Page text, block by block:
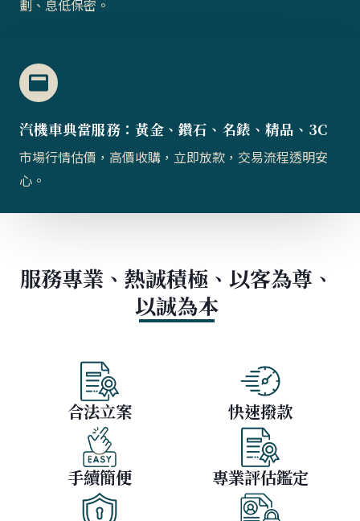
劃、息低保密。
汽機車典當服務：黃金、鑽石、名錶、精品、3C
市場行情估價，高價收購，立即放款，交易流程透明安
心。
服務專業、熱誠積極、以客為尊、
以誠為本
合法立案 快速撥款
手續簡便 專業評估鑑定